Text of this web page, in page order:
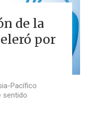
de la
por
Pacífico
sentido